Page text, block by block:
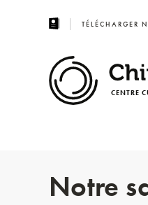
TÉLÉCHARGER
CENTRE
Notre